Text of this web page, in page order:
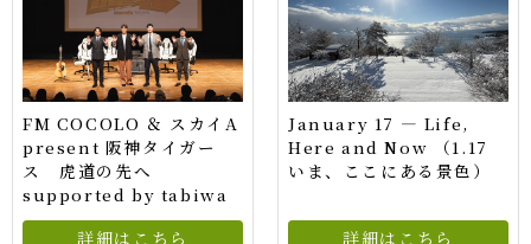
FM COCOLO ＆ スカイA
present 阪神タイガー
ス 虎道の先へ
supported by tabiwa
詳細はこちら
January 17 — Life,
Here and Now （1.17
いま、ここにある景色）
詳細はこちら